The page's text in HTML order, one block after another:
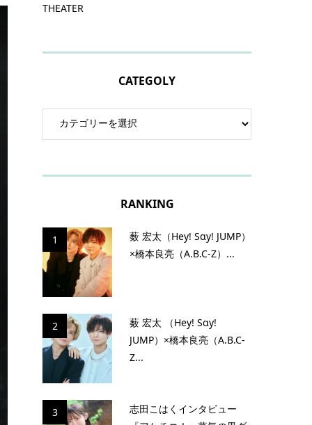
THEATER
CATEGOLY
RANKING
1
薮 宏太（Hey! Sɑy! JUMP）
×橋本良亮（A.B.C-Z）...
2
薮 宏太 （Hey! Sɑy!
JUMP）×橋本良亮（A.B.C-
Z...
3
志田こはくインタビュー